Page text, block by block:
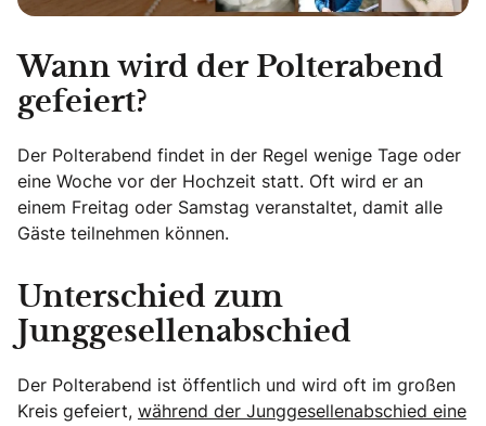
Wann wird der Polterabend
gefeiert?
Der Polterabend findet in der Regel wenige Tage oder
eine Woche vor der Hochzeit statt. Oft wird er an
einem Freitag oder Samstag veranstaltet, damit alle
Gäste teilnehmen können.
Unterschied zum
Junggesellenabschied
Der Polterabend ist öffentlich und wird oft im großen
Kreis gefeiert, während der Junggesellenabschied eine